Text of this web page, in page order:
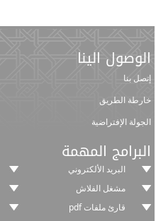
الوصول الينا
إتصل بنا
خارطة الطريق
الجولة الإفتراضية
البرامج المهمة
البريد الألكتروني
مشغل الفلاش
قارئ ملفات pdf